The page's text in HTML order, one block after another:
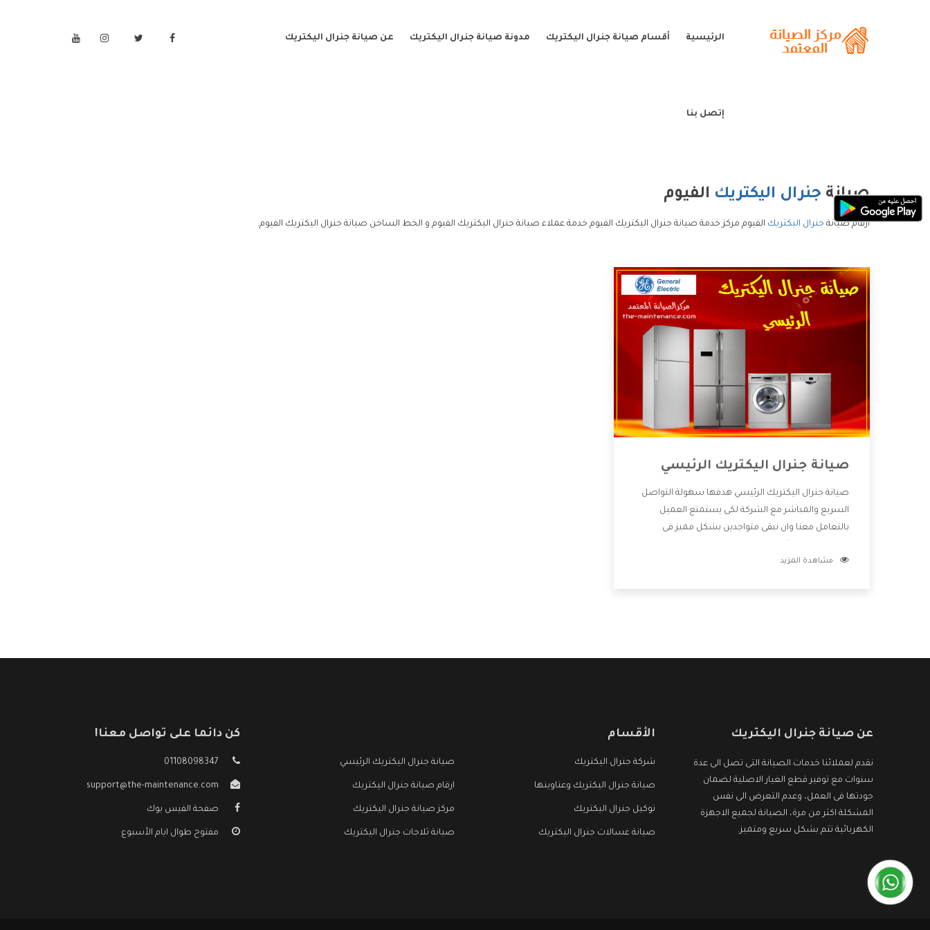
الرئيسية أقسام صيانة جنرال اليكتريك مدونة صيانة جنرال اليكتريك عن صيانة جنرال اليكتريك
إتصل بنا
صيانة جنرال اليكتريك الفيوم
ارقام صيانة جنرال اليكتريك الفيوم مركز خدمة صيانة جنرال اليكتريك الفيوم خدمة عملاء صيانة جنرال اليكتريك الفيوم و الخط الساخن صيانة جنرال اليكتريك الفيوم.
صيانة جنرال اليكتريك الرئيسي
صيانة جنرال اليكتريك الرئيسي هدفها سهولة التواصل
السريع والمباشر مع الشركة لكى يستمتع العميل
بالتعامل معنا وان نبقى متواجدين بشكل مميز فى
للعميل وان يستمتع بالخدمات التى تنفرد الشركة بها
مشاهدة المزيد
عن صيانة جنرال اليكتريك
نقدم لعملائنا خدمات الصيانة التى تصل الى عدة
سنوات مع توفير قطع الغيار الاصلية لضمان
جودتها فى العمل، وعدم التعرض الى نفس
المشكلة اكثر من مرة، الصيانة لجميع الاجهزة
الكهربائية تتم بشكل سريع ومتميز.
الأقسام
شركة جنرال اليكتريك صيانة جنرال اليكتريك الرئيسي
صيانة جنرال اليكتريك وعناوينها ارقام صيانة جنرال اليكتريك
توكيل جنرال اليكتريك مركز صيانة جنرال اليكتريك
صيانة غسالات جنرال اليكتريك صيانة ثلاجات جنرال اليكتريك
كن دائما على تواصل معنا!
01108098347
support@the-maintenance.com
صفحة الفيس بوك
مفتوح طوال ايام الأسبوع